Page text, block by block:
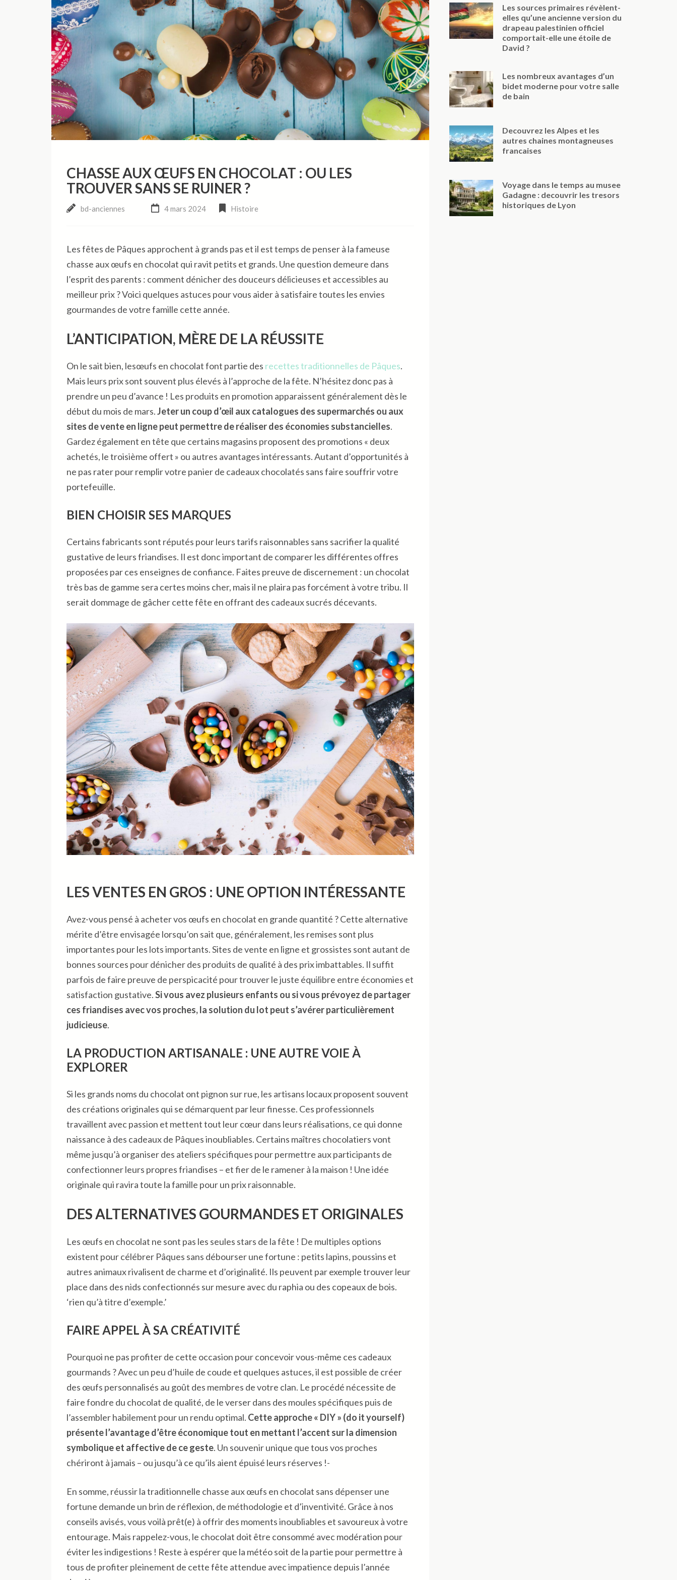
CHASSE AUX ŒUFS EN CHOCOLAT : OU LES
TROUVER SANS SE RUINER ?
bd-anciennes 4 mars 2024 Histoire
Les fêtes de Pâques approchent à grands pas et il est temps de penser à la fameuse
chasse aux œufs en chocolat qui ravit petits et grands. Une question demeure dans
l’esprit des parents : comment dénicher des douceurs délicieuses et accessibles au
meilleur prix ? Voici quelques astuces pour vous aider à satisfaire toutes les envies
gourmandes de votre famille cette année.
L’ANTICIPATION, MÈRE DE LA RÉUSSITE
On le sait bien, lesœufs en chocolat font partie des recettes traditionnelles de Pâques.
Mais leurs prix sont souvent plus élevés à l’approche de la fête. N’hésitez donc pas à
prendre un peu d’avance ! Les produits en promotion apparaissent généralement dès le
début du mois de mars.Jeter un coup d’œil aux catalogues des supermarchés ou aux
sites de vente en ligne peut permettre de réaliser des économies substancielles.
Gardez également en tête que certains magasins proposent des promotions « deux
achetés, le troisième offert » ou autres avantages intéressants. Autant d’opportunités à
ne pas rater pour remplir votre panier de cadeaux chocolatés sans faire souffrir votre
portefeuille.
BIEN CHOISIR SES MARQUES
Certains fabricants sont réputés pour leurs tarifs raisonnables sans sacrifier la qualité
gustative de leurs friandises. Il est donc important de comparer les différentes offres
proposées par ces enseignes de confiance. Faites preuve de discernement : un chocolat
très bas de gamme sera certes moins cher, mais il ne plaira pas forcément à votre tribu. Il
serait dommage de gâcher cette fête en offrant des cadeaux sucrés décevants.
LES VENTES EN GROS : UNE OPTION INTÉRESSANTE
Avez-vous pensé à acheter vos œufs en chocolat en grande quantité ? Cette alternative
mérite d’être envisagée lorsqu’on sait que, généralement, les remises sont plus
importantes pour les lots importants. Sites de vente en ligne et grossistes sont autant de
bonnes sources pour dénicher des produits de qualité à des prix imbattables. Il suffit
parfois de faire preuve de perspicacité pour trouver le juste équilibre entre économies et
satisfaction gustative.Si vous avez plusieurs enfants ou si vous prévoyez de partager
ces friandises avec vos proches, la solution du lot peut s’avérer particulièrement
judicieuse.
LA PRODUCTION ARTISANALE : UNE AUTRE VOIE À
EXPLORER
Si les grands noms du chocolat ont pignon sur rue, les artisans locaux proposent souvent
des créations originales qui se démarquent par leur finesse. Ces professionnels
travaillent avec passion et mettent tout leur cœur dans leurs réalisations, ce qui donne
naissance à des cadeaux de Pâques inoubliables. Certains maîtres chocolatiers vont
même jusqu’à organiser des ateliers spécifiques pour permettre aux participants de
confectionner leurs propres friandises – et fier de le ramener à la maison ! Une idée
originale qui ravira toute la famille pour un prix raisonnable.
DES ALTERNATIVES GOURMANDES ET ORIGINALES
Les œufs en chocolat ne sont pas les seules stars de la fête ! De multiples options
existent pour célébrer Pâques sans débourser une fortune : petits lapins, poussins et
autres animaux rivalisent de charme et d’originalité. Ils peuvent par exemple trouver leur
place dans des nids confectionnés sur mesure avec du raphia ou des copeaux de bois.
‘rien qu’à titre d’exemple.’
FAIRE APPEL À SA CRÉATIVITÉ
Pourquoi ne pas profiter de cette occasion pour concevoir vous-même ces cadeaux
gourmands ? Avec un peu d’huile de coude et quelques astuces, il est possible de créer
des œufs personnalisés au goût des membres de votre clan. Le procédé nécessite de
faire fondre du chocolat de qualité, de le verser dans des moules spécifiques puis de
l’assembler habilement pour un rendu optimal. Cette approche « DIY » (do it yourself)
présente l’avantage d’être économique tout en mettant l’accent sur la dimension
symbolique et affective de ce geste. Un souvenir unique que tous vos proches
chériront à jamais – ou jusqu’à ce qu’ils aient épuisé leurs réserves !-
En somme, réussir la traditionnelle chasse aux œufs en chocolat sans dépenser une
fortune demande un brin de réflexion, de méthodologie et d’inventivité. Grâce à nos
conseils avisés, vous voilà prêt(e) à offrir des moments inoubliables et savoureux à votre
entourage. Mais rappelez-vous, le chocolat doit être consommé avec modération pour
éviter les indigestions ! Reste à espérer que la météo soit de la partie pour permettre à
tous de profiter pleinement de cette fête attendue avec impatience depuis l’année
Les sources primaires révèlent-
elles qu’une ancienne version du
drapeau palestinien officiel
comportait-elle une étoile de
David ?
Les nombreux avantages d’un
bidet moderne pour votre salle
de bain
Decouvrez les Alpes et les
autres chaines montagneuses
francaises
Voyage dans le temps au musee
Gadagne : decouvrir les tresors
historiques de Lyon